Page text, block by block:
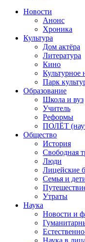
Новости
Анонс
Хроника
Культура
Дом актёра
Литература
Кино
Культурное
Парк
Образование
Школа и вуз
Учитель
Реформы
ПОЛЁТ
Общество
История
Свободная
Люди
Лицейские
Семья и
Утраты
Наука
Новости и